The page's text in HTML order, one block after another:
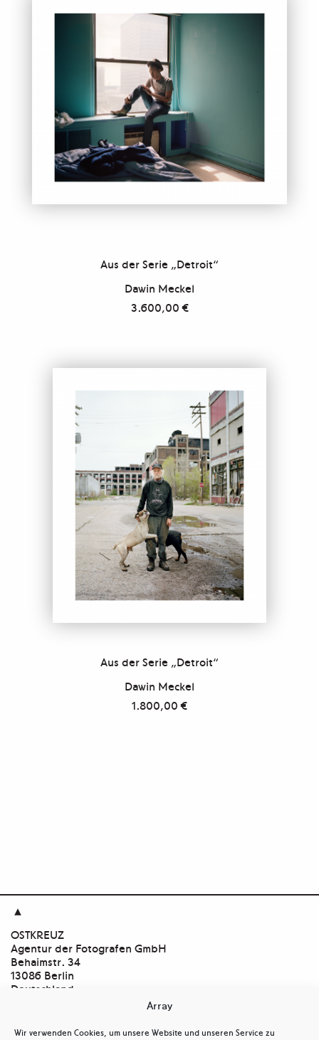
Array
Wir verwenden Cookies, um unsere Website und unseren Service zu
Aus der Serie „Detroit“
Dawin Meckel
3.600,00€
Aus der Serie „Detroit“
Dawin Meckel
1.800,00€

OSTKREUZ
Agentur der Fotografen GmbH
Behaimstr. 34
13086 Berlin
Deutschland
tel+ 49(0)30.47 37 39 39